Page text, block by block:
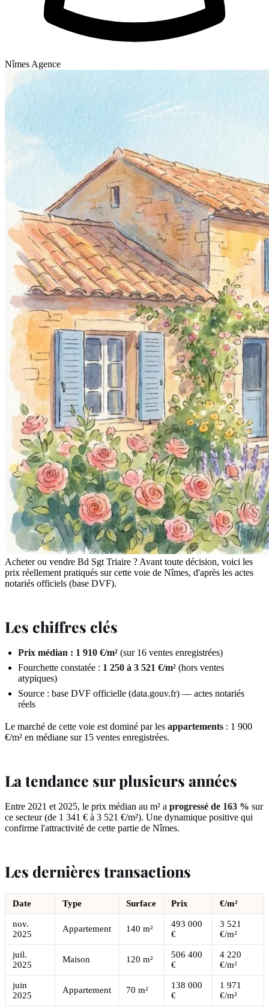
Nîmes Agence
Acheter ou vendre Bd Sgt Triaire ? Avant toute décision, voici les
prix réellement pratiqués sur cette voie de Nîmes, d'après les actes
notariés officiels (base DVF).
Les chiffres clés
Prix médian : 1 910 €/m² (sur 16 ventes enregistrées)
Fourchette constatée : 1 250 à 3 521 €/m² (hors ventes
atypiques)
Source : base DVF officielle (data.gouv.fr) — actes notariés
réels
Le marché de cette voie est dominé par les appartements : 1 900
€/m² en médiane sur 15 ventes enregistrées.
La tendance sur plusieurs années
Entre 2021 et 2025, le prix médian au m² a progressé de 163 % sur
ce secteur (de 1 341 € à 3 521 €/m²). Une dynamique positive qui
confirme l'attractivité de cette partie de Nîmes.
Les dernières transactions
Date Type Surface Prix €/m²
nov.
2025
Appartement 140 m²
493 000
€
3 521
€/m²
juil.
2025
Maison 120 m²
506 400
€
4 220
€/m²
juin
2025
Appartement 70 m²
138 000
€
1 971
€/m²